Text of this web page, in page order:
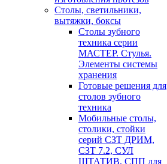
Cтолы, светильники,
вытяжки, боксы
Столы зубного
техника серии
МАСТЕР. Стулья.
Элементы системы
хранения
Готовые решения для
столов зубного
техника
Мобильные столы,
столики, стойки
серий СЗТ ДРИМ,
СЗТ 7.2, СУЛ
ШТАТИВ, СПП для